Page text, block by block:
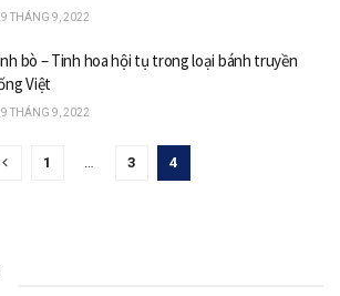
THÁNG 9, 2022
bò – Tinh hoa hội tụ trong loại bánh truyền
Việt
THÁNG 9, 2022
1 3 4